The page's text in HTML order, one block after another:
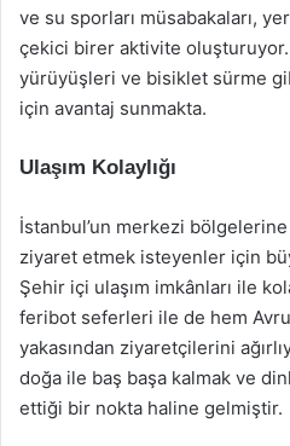
ve su sporları müsabakaları,
çekici birer aktivite oluşturuyor.
yürüyüşleri ve bisiklet sürme
için avantaj sunmakta.
Ulaşım Kolaylığı
İstanbul’un merkezi bölgelerine
ziyaret etmek isteyenler için
Şehir içi ulaşım imkânları ile
feribot seferleri ile de hem
yakasından ziyaretçilerini
doğa ile baş başa kalmak ve
ettiği bir nokta haline gelmiştir.